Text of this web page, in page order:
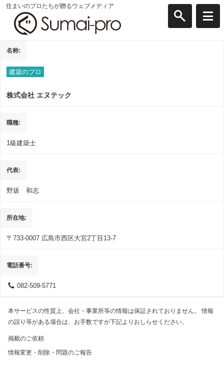
住まいのプロたちが贈るウェブメディア
名称
建築のプロ
株式会社 エヌテック
職種
1級建築士
代表
野坂 和志
所在地
〒733-0007 広島市西区大宮2丁目13-7
電話番号
082-509-5771
本サービスの性質上、会社・事業所等の情報は保証されておりません。 情報
の誤り等がある場合は、お手数ですが下記よりおしらせください。
掲載のご依頼
情報変更・削除・問題のご報告